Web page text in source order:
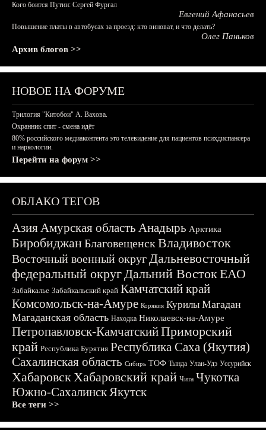
Кого боится Путин: Сергей Фургал
Евгений Афанасьев
Повышение платы в автобусах за проезд: кто виноват, и что делать?
Олег Паньков
Архив блогов >>
НОВОЕ НА ФОРУМЕ
Трилогия "Китобои" А. Вахова.
Охранник спит - смена идёт
80% российского медиаконтента это телевидение для пациентов психдиспансера
и наркологии.
Перейти на форум >>
ОБЛАКО ТЕГОВ
АзияАмурская область Анадырь Арктика
БиробиджанБлаговещенскВладивосток
Восточный военный округДальневосточный
федеральный округДальний ВостокЕАО
Забайкалье Забайкальский край Камчатский край
Комсомольск-на-Амуре Корякия Курилы Магадан
Магаданская область Находка Николаевск-на-Амуре
Петропавловск-КамчатскийПриморский
край Республика Бурятия Республика Саха (Якутия)
Сахалинская область Сибирь ТОФ Тында Улан-Удэ Уссурийск
ХабаровскХабаровский край Чита Чукотка
Южно-СахалинскЯкутск
Все теги >>